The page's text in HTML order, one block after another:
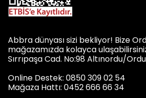
Abbra dünyası sizi bekliyor! Bize
mağazamızda kolayca
Sırrıpaşa Cad. No:98 Altınordu/Ordu
Online Destek: 0850 309 02 54
Mağaza Hattı: 0452 666 66 34